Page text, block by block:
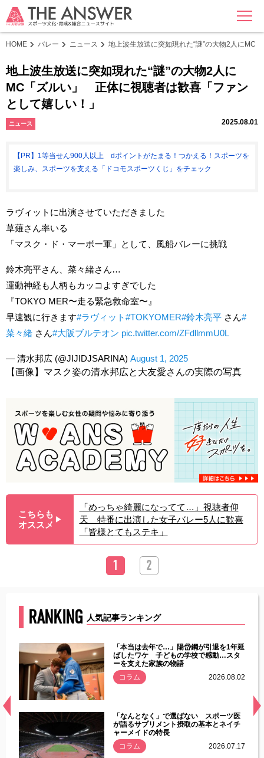
MENU
HOME バレー ニュース 地上波生放送に突如現れた“謎”の大物2人に
地上波生放送に突如現れた“謎”の大物2人に
MC「ズルい」 正体に視聴者は歓喜「ファン
として嬉しい！」
ニュース 2025.08.01
【PR】1等当せん900人以上 dポイントがたまる！つかえる！スポーツを
楽しみ、スポーツを支える「ドコモスポーツくじ」をチェック
ラヴィットに出演させていただきました
草薙さん率いる
「マスク・ド・マーボー軍」として、風船バレーに挑戦
鈴木亮平さん、菜々緒さん…
運動神経も人柄もカッコよすぎでした
『TOKYO MER〜走る緊急救命室〜』
早速観に行きます#ラヴィット#TOKYOMER#鈴木亮平 さん#
菜々緒 さん#大阪ブルテオン pic.twitter.com/ZFdllmmU0L
— 清水邦広 (@JIJIDJSARINA) August 1, 2025
【画像】マスク姿の清水邦広と大友愛さんの実際の写真
こちらも
オススメ ▶︎
「めっちゃ綺麗になってて…」視聴者仰
天 特番に出演した女子バレー5人に歓喜
「皆様とてもステキ」
1 2
RANKING 人気記事ランキング
常
「本当は去年で…」陽岱鋼が引退を1年延
ばしたワケ 子どもの学校で感動…スタ
ーを支えた家族の物語
コラム
2026.08.02
「なんとなく」で選ばない スポーツ医
が語るサプリメント摂取の基本とネイチ
ャーメイドの特長
コラム
2026.07.17